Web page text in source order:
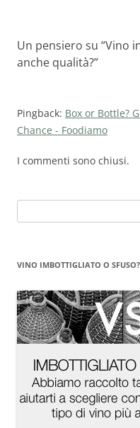
Un pensiero su “Vino
anche qualità?”
Pingback: Box or Bottle?
Chance - Foodiamo
I commenti sono chiusi.
per:
VINO IMBOTTIGLIATO O SFUSO?